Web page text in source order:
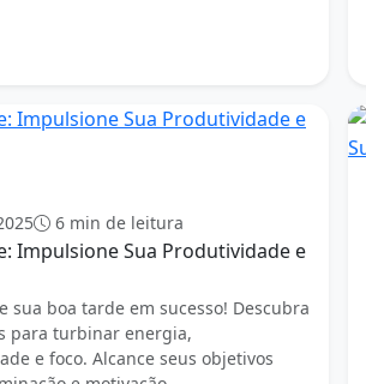
6 min de leitura
Impulsione Sua Produtividade e
sua boa tarde em sucesso! Descubra
para turbinar energia,
e foco. Alcance seus objetivos